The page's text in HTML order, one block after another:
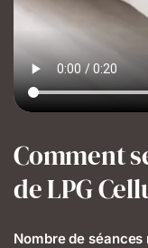
Comment
de LPG
Nombre de